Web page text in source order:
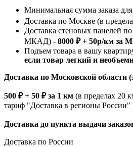
Минимальная сумма заказа
Доставка по Москве (в
Доставка стеновых панелей
МКАД) - 8000 ₽ + 50р/км за
Подъем товара в вашу
если товар легкий и
Доставка по Московской
500 ₽ + 50 ₽ за 1 км (в пределах 20
тариф "Доставка в регионы России"
Доставка до пункта выдачи
Доставка по России